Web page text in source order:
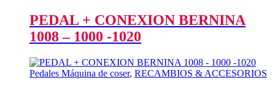
PEDAL + CONEXION BERNINA
1008 – 1000 -1020
Pedales Máquina de coser, RECAMBIOS & ACCESORIOS